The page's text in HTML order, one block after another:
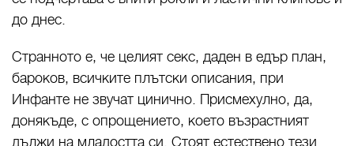
до днес.
Странното е, че целият секс, даден в едър план,
бароков, всичките плътски описания, при
Инфанте не звучат цинично. Присмехулно, да,
донякъде, с опрощението, което възрастният
дължи на младостта си. Стоят естествено тези